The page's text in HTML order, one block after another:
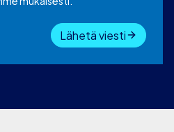
Lähetä viesti